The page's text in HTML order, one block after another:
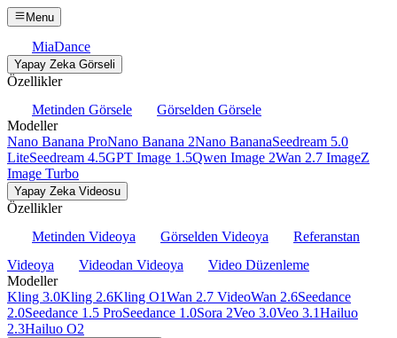
Menu
MiaDance
Yapay Zeka Görseli
Özellikler
Metinden Görsele
Görselden Görsele
Modeller
Nano Banana ProNano Banana 2Nano BananaSeedream 5.0
LiteSeedream 4.5GPT Image 1.5Qwen Image 2Wan 2.7 ImageZ
Image Turbo
Yapay Zeka Videosu
Özellikler
Metinden Videoya
Görselden Videoya
Referanstan
Videoya
Videodan Videoya
Video Düzenleme
Modeller
Kling 3.0Kling 2.6Kling O1Wan 2.7 VideoWan 2.6Seedance
2.0Seedance 1.5 ProSeedance 1.0Sora 2Veo 3.0Veo 3.1Hailuo
2.3Hailuo O2